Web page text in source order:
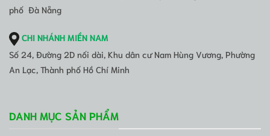
phố Đà Nẵng
CHI NHÁNH MIỀN NAM
Số 24, Đường 2D nối dài, Khu dân cư Nam Hùng Vương, Phường
An Lạc, Thành phố Hồ Chí Minh
DANH MỤC SẢN PHẨM